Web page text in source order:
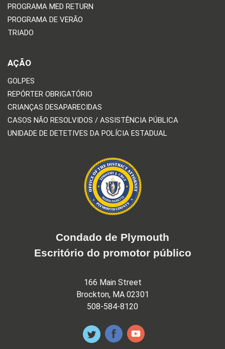
PROGRAMA MED RETURN
PROGRAMA DE VERÃO
TRIADO
AÇÃO
GOLPES
REPÓRTER OBRIGATÓRIO
CRIANÇAS DESAPARECIDAS
CASOS NÃO RESOLVIDOS / ASSISTÊNCIA PÚBLICA
UNIDADE DE DETETIVES DA POLÍCIA ESTADUAL
Condado de Plymouth
Escritório do promotor público
166 Main Street
Brockton, MA 02301
508-584-8120